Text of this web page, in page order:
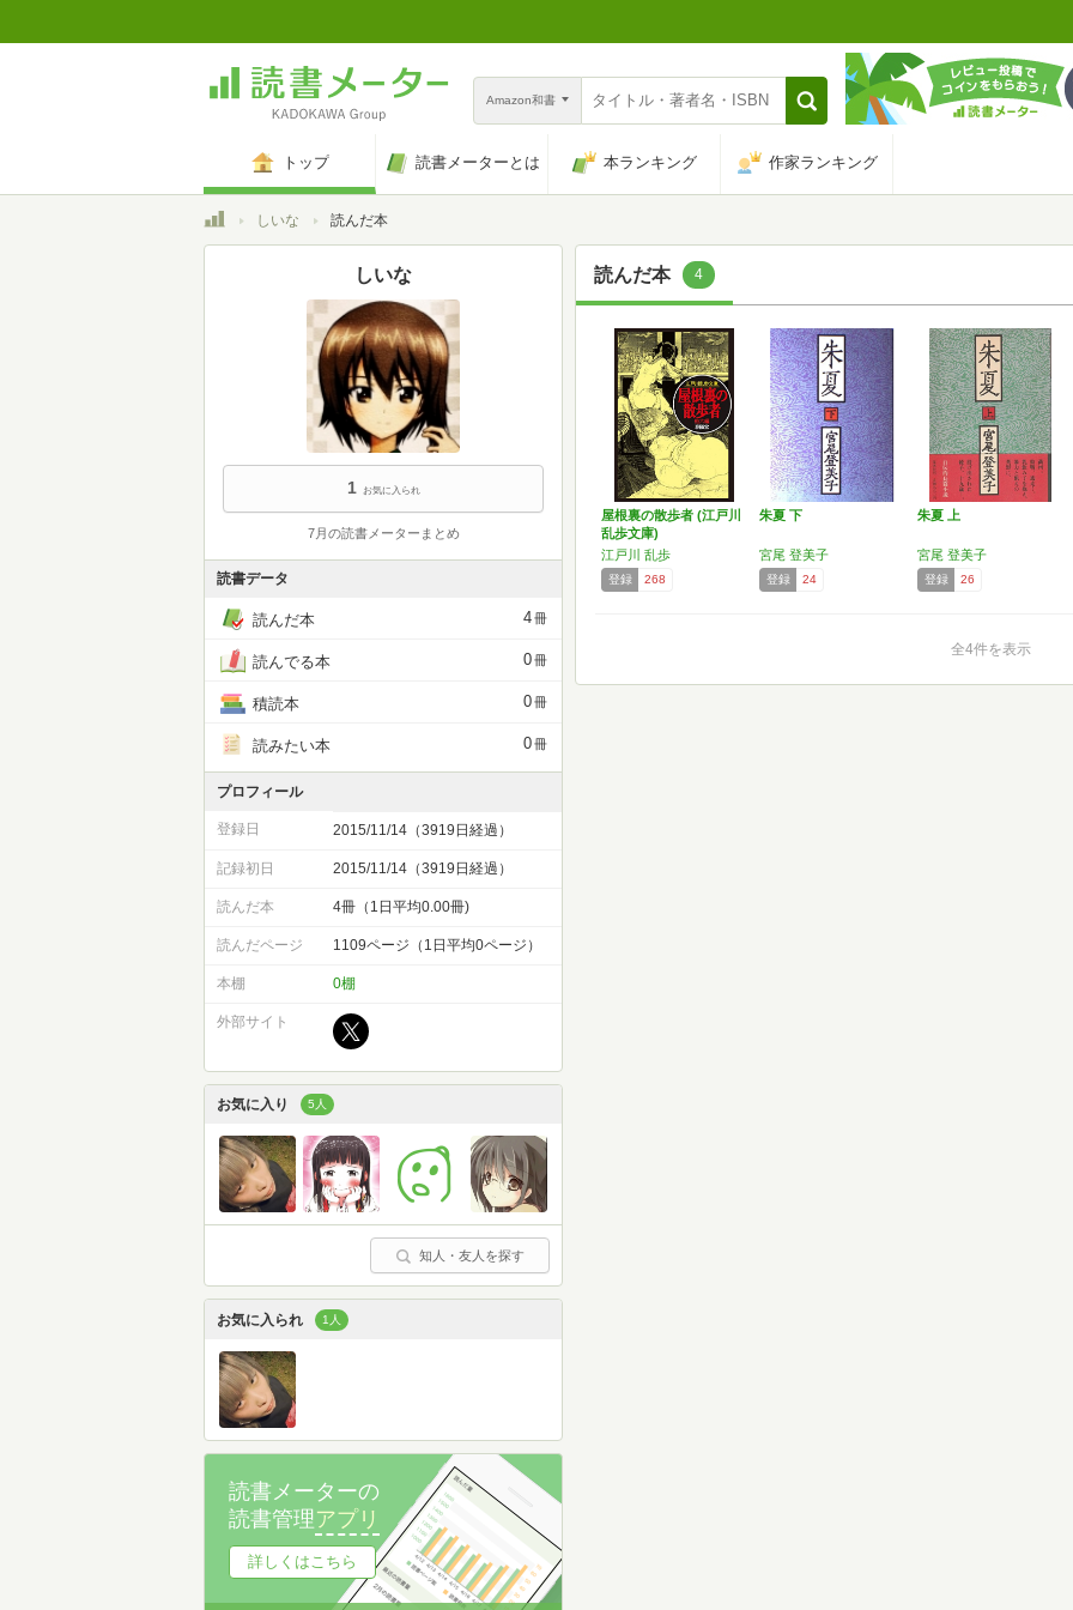
Amazon和書
トップ 読書メーターとは 本ランキング 作家ランキング
トップしいな 読んだ本
読んだ本 4
屋根裏の散歩者 (江戸川
乱歩文庫)
江戸川 乱歩
登録 268
朱夏 下
宮尾 登美子
登録 24
朱夏 上
宮尾 登美子
登録 26
全4件を表示
しいな
1 お気に入られ
7月の読書メーターまとめ
読書データ
読んだ本 4冊
読んでる本 0冊
積読本 0冊
読みたい本 0冊
プロフィール
登録日 2015/11/14（3919日経過）
記録初日 2015/11/14（3919日経過）
読んだ本 4冊（1日平均0.00冊)
読んだページ 1109ページ（1日平均0ページ）
本棚 0棚
外部サイト
お気に入り 5人
知人・友人を探す
お気に入られ 1人
読書メーターの
読書管理アプリ
詳しくはこちら